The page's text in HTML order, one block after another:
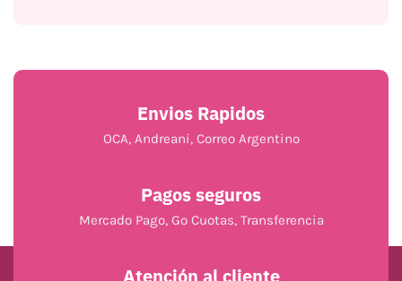
Envios Rapidos
OCA, Andreani, Correo Argentino
Pagos seguros
Mercado Pago, Go Cuotas, Transferencia
Atención al cliente